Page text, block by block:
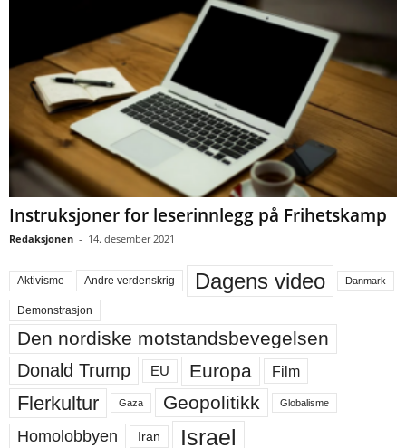
Instruksjoner for leserinnlegg på Frihetskamp
Redaksjonen - 14. desember 2021
Aktivisme Andre verdenskrig Dagens video Danmark
Demonstrasjon
Den nordiske motstandsbevegelsen
Donald Trump EU Europa Film
Flerkultur Gaza Geopolitikk Globalisme
Homolobbyen Iran Israel